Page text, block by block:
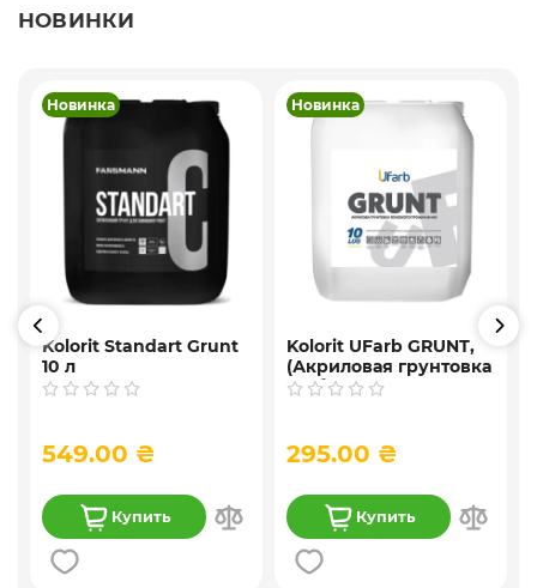
НОВИНКИ
Новинка
Kolorit Standart Grunt
10 л
549.00 ₴
Купить
Новинка
Kolorit UFarb GRUNТ,
(Акриловая грунтовка
глубокого
295.00 ₴
Купить